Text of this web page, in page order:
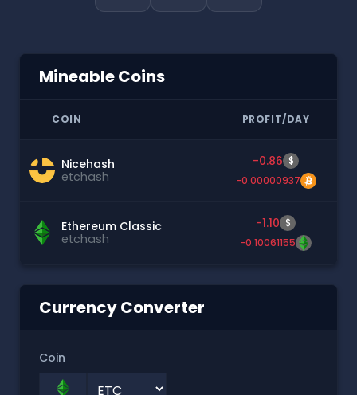
Mineable Coins
COIN PROFIT/DAY
Nicehash
etchash
-0.86 $
-0.00000937
Ethereum Classic
etchash
-1.10 $
-0.10061155
Currency Converter
Coin